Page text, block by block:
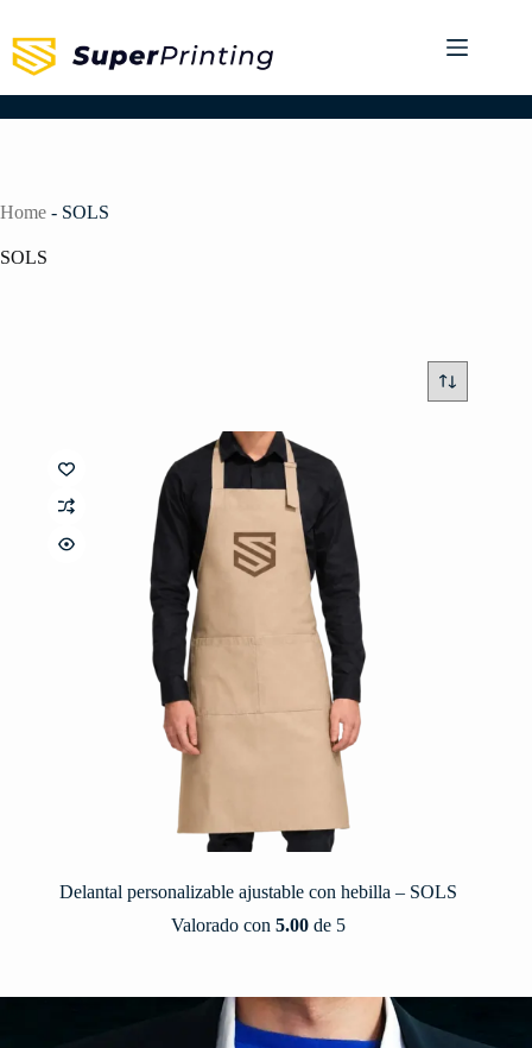
Home - SOLS
SOLS
Delantal personalizable ajustable con hebilla – SOLS
Valorado con 5.00de 5